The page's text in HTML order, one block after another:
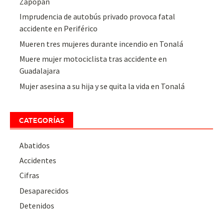
Imprudencia de autobús privado provoca fatal
accidente en Periférico
Mueren tres mujeres durante incendio en Tonalá
Muere mujer motociclista tras accidente en
Guadalajara
Mujer asesina a su hija y se quita la vida en Tonalá
CATEGORÍAS
Abatidos
Accidentes
Cifras
Desaparecidos
Detenidos